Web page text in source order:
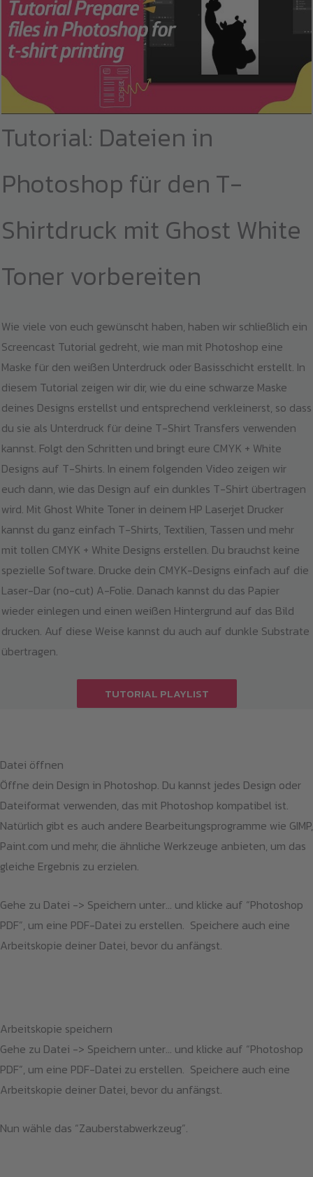
Tutorial: Dateien in
Photoshop für den T-
Shirtdruck mit Ghost White
Toner vorbereiten
Wie viele von euch gewünscht haben, haben wir schließlich ein
Screencast Tutorial gedreht, wie man mit Photoshop eine
Maske für den weißen Unterdruck oder Basisschicht erstellt. In
diesem Tutorial zeigen wir dir, wie du eine schwarze Maske
deines Designs erstellst und entsprechend verkleinerst, so dass
du sie als Unterdruck für deine T-Shirt Transfers verwenden
kannst. Folgt den Schritten und bringt eure CMYK + White
Designs auf T-Shirts. In einem folgenden Video zeigen wir
euch dann, wie das Design auf ein dunkles T-Shirt übertragen
wird. Mit Ghost White Toner in deinem HP Laserjet Drucker
kannst du ganz einfach T-Shirts, Textilien, Tassen und mehr
mit tollen CMYK + White Designs erstellen. Du brauchst keine
spezielle Software. Drucke dein CMYK-Designs einfach auf die
Laser-Dar (no-cut) A-Folie. Danach kannst du das Papier
wieder einlegen und einen weißen Hintergrund auf das Bild
drucken. Auf diese Weise kannst du auch auf dunkle Substrate
übertragen.
TUTORIAL PLAYLIST
Datei öffnen
Öffne dein Design in Photoshop. Du kannst jedes Design oder
Dateiformat verwenden, das mit Photoshop kompatibel ist.
Natürlich gibt es auch andere Bearbeitungsprogramme wie GIMP,
Paint.com und mehr, die ähnliche Werkzeuge anbieten, um das
gleiche Ergebnis zu erzielen.
Gehe zu Datei -> Speichern unter… und klicke auf “Photoshop
PDF”, um eine PDF-Datei zu erstellen. Speichere auch eine
Arbeitskopie deiner Datei, bevor du anfängst.
Arbeitskopie speichern
Gehe zu Datei -> Speichern unter… und klicke auf “Photoshop
PDF”, um eine PDF-Datei zu erstellen. Speichere auch eine
Arbeitskopie deiner Datei, bevor du anfängst.
Nun wähle das “Zauberstabwerkzeug”.